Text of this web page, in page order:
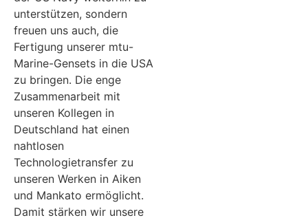
unterstützen, sondern
freuen uns auch, die
Fertigung unserer mtu-
Marine-Gensets in die USA
zu bringen. Die enge
Zusammenarbeit mit
unseren Kollegen in
Deutschland hat einen
nahtlosen
Technologietransfer zu
unseren Werken in Aiken
und Mankato ermöglicht.
Damit stärken wir unsere